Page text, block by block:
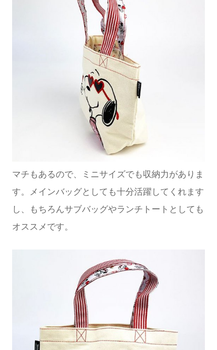
マチもあるので、ミニサイズでも収納力がありま
す。メインバッグとしても十分活躍してくれます
し、もちろんサブバッグやランチトートとしても
オススメです。